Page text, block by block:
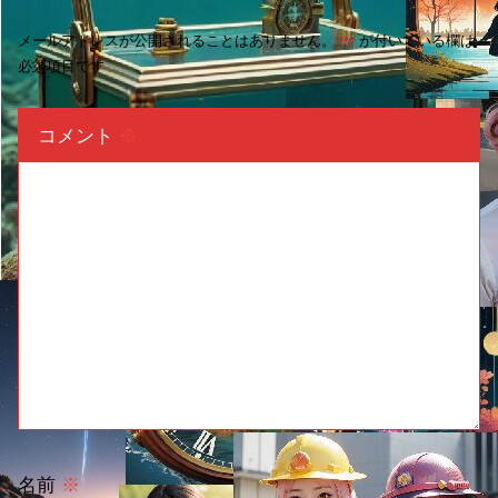
メールアドレスが公開されることはありません。 ※が付いている欄は
必須項目です
コメント
名前※